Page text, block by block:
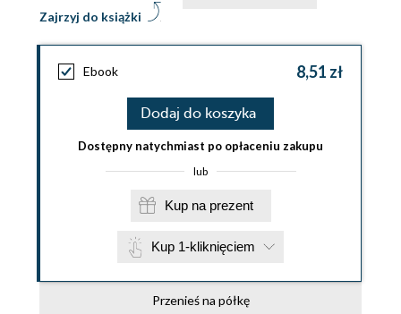
Zajrzyj do książki
Ebook 8,51 zł
Dodaj do koszyka
Dostępny natychmiast po opłaceniu zakupu
lub
Kup na prezent
Kup 1-kliknięciem
Przenieś na półkę